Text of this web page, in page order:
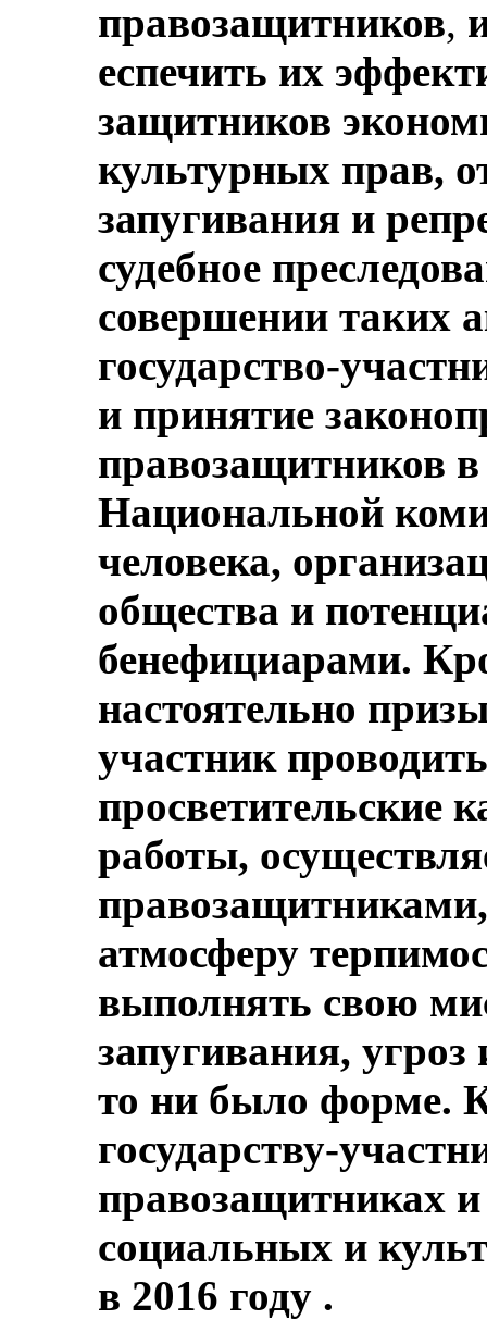
правозащитников,
еспечить их
защитников
культурных прав,
запугивания и
судебное
совершении таких
государство-
и принятие
правозащитников в
Национальной
человека,
общества и
бенефициарами.
настоятельно
участник
просветительские
работы,
атмосферу
выполнять свою
запугивания,
то ни было форме.
государству-
правозащитниках
социальных и
в 2016 году .